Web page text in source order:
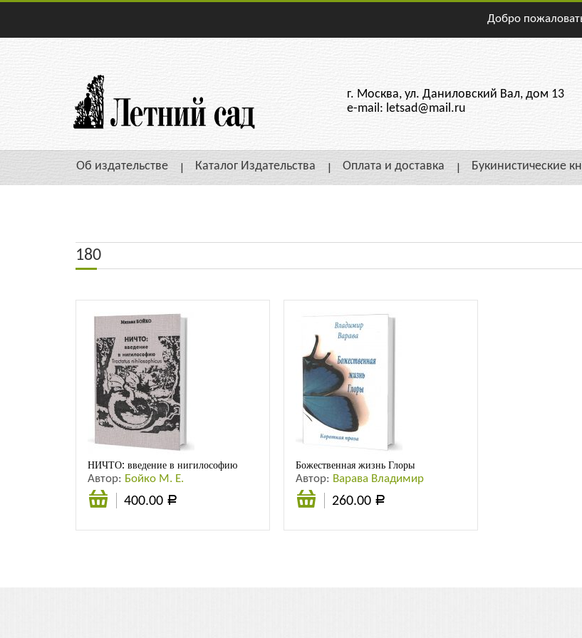
Добро
г. Москва, ул. Даниловский Вал, дом 13
e-mail: letsad@mail.ru
Об издательстве Каталог Издательства Оплата и доставка Букинистические
180
НИЧТО: введение в нигилософию
Автор: Бойко М. Е.
400.00 Р
Божественная жизнь Глоры
Автор: Варава Владимир
260.00 Р